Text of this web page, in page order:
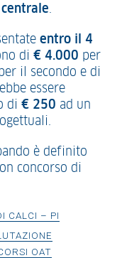
.
entro il 4
di € 4.000 per
il secondo e di
essere
di € 250 ad un
è definito
concorso di
CALCI – PI
OAT